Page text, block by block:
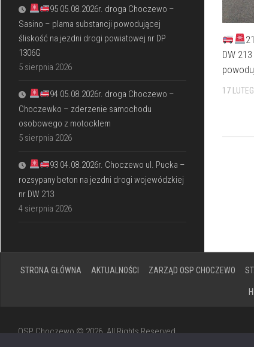
DW
17
95 05.08.2026r. droga Choczewo –
Sasino – plama substancji powodującej
śliskość na jezdni drogi powiatowej nr DP
1306G
5 sierpnia 2026
94 05.08.2026r. droga Choczewo –
Choczewko – zderzenie samochodu
osobowego z motocklem
5 sierpnia 2026
93 04.08.2026r. Choczewo ul. Pucka –
rozsypany beton na jezdni drogi wojewódzkiej
nr DW 213
4 sierpnia 2026
STRONA GŁÓWNA AKTUALNOŚCI ZARZĄD OSP CHOCZEWO
OSP Choczewo © 2026. All Rights Reserved.